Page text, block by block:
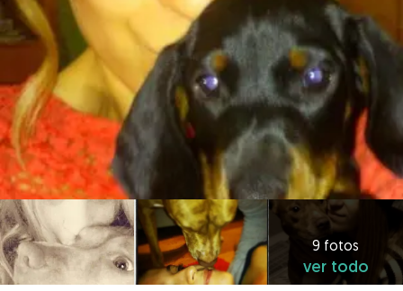
9 fotos
ver todo